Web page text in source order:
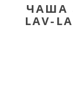
ЧАША
LAV-